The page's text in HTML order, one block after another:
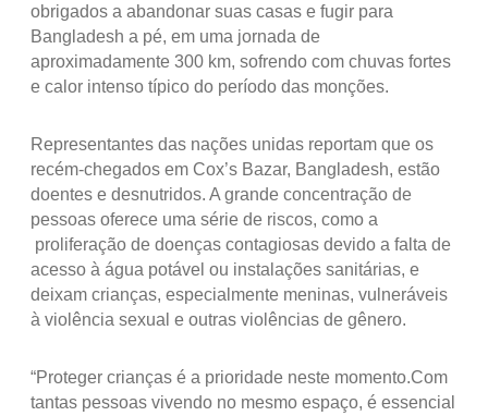
obrigados a abandonar suas casas e fugir para
Bangladesh a pé, em uma jornada de
aproximadamente 300 km, sofrendo com chuvas fortes
e calor intenso típico do período das monções.
Representantes das nações unidas reportam que os
recém-chegados em Cox’s Bazar, Bangladesh, estão
doentes e desnutridos. A grande concentração de
pessoas oferece uma série de riscos, como a
proliferação de doenças contagiosas devido a falta de
acesso à água potável ou instalações sanitárias, e
deixam crianças, especialmente meninas, vulneráveis
à violência sexual e outras violências de gênero.
“Proteger crianças é a prioridade neste momento.Com
tantas pessoas vivendo no mesmo espaço, é essencial